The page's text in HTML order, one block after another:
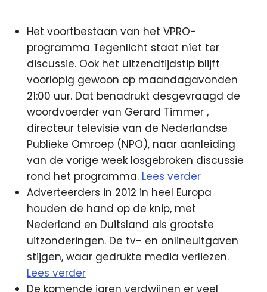
Het voortbestaan van het VPRO-
programma Tegenlicht staat níet ter
discussie. Ook het uitzendtijdstip blijft
voorlopig gewoon op maandagavonden
21:00 uur. Dat benadrukt desgevraagd de
woordvoerder van Gerard Timmer,
directeur televisie van de Nederlandse
Publieke Omroep (NPO), naar aanleiding
van de vorige week losgebroken discussie
rond het programma. Lees verder
Adverteerders in 2012 in heel Europa
houden de hand op de knip, met
Nederland en Duitsland als grootste
uitzonderingen. De tv- en onlineuitgaven
stijgen, waar gedrukte media verliezen.
Lees verder
De komende jaren verdwijnen er veel